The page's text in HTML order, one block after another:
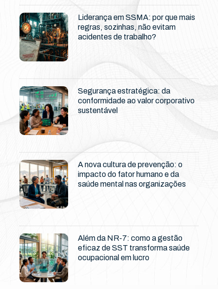
Liderança em SSMA: por que mais
regras, sozinhas, não evitam
acidentes de trabalho?
Segurança estratégica: da
conformidade ao valor corporativo
sustentável
A nova cultura de prevenção: o
impacto do fator humano e da
saúde mental nas organizações
Além da NR-7: como a gestão
eficaz de SST transforma saúde
ocupacional em lucro